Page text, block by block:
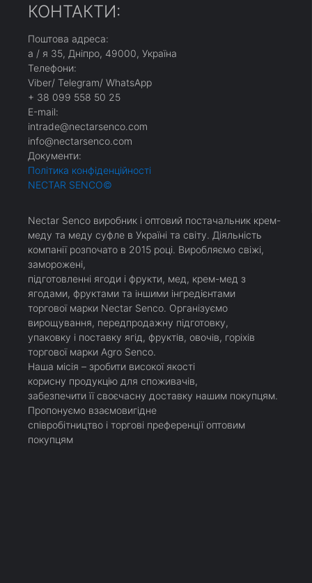
КОНТАКТИ:
Поштова адреса:
а / я 35, Дніпро, 49000, Україна
Телефони:
Viber/ Telegram/ WhatsApp
+ 38 099 558 50 25
Е-mail:
intrade@nectarsenco.com
info@nectarsenco.com
Документи:
Політика конфіденційності
NECTAR SENCO©
Nectar Senco виробник і оптовий постачальник крем-
меду та меду суфле в Україні та світу. Діяльність
компанії розпочато в 2015 році. Виробляємо свіжі,
заморожені,
пiдготовленнi ягоди і фрукти, мед, крем-мед з
ягодами, фруктами та іншими інгредієнтами
торгової марки Nectar Senco. Організуємо
вирощування, передпродажну підготовку,
упаковку і поставку ягід, фруктів, овочів, горіхів
торгової марки Agro Senco.
Наша місія – зробити високої якості
корисну продукцію для споживачів,
забезпечити її своєчасну доставку нашим покупцям.
Пропонуємо взаємовигідне
співробітництво і торгові преференції оптовим
покупцям